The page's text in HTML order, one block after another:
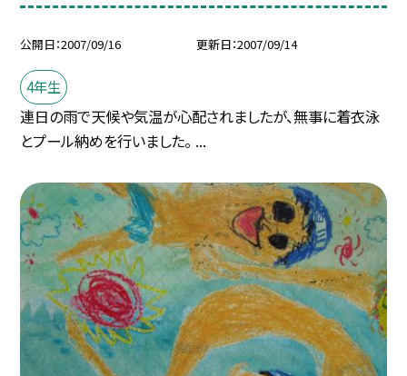
公開日 2007/09/16 更新日 2007/09/14
4年生
連日の雨で天候や気温が心配されましたが、無事に着衣泳
とプール納めを行いました。 ...